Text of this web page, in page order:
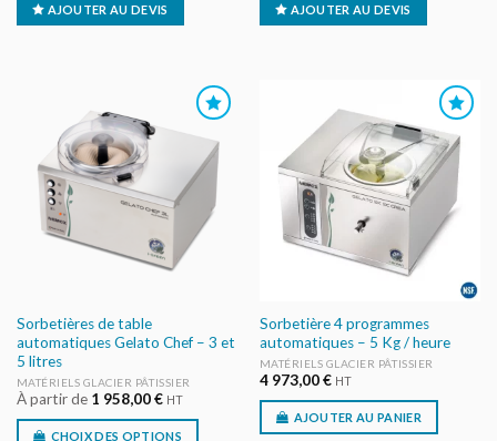
AJOUTER AU DEVIS AJOUTER AU DEVIS
AJOUTER
AU DEVIS
Sorbetières de table
automatiques Gelato Chef – 3 et
5 litres
MATÉRIELS GLACIER PÂTISSIER
À partir de 1 958,00€ HT
CHOIX DES OPTIONS
AJOUTER
AU DEVIS
Sorbetière 4 programmes
automatiques – 5 Kg / heure
MATÉRIELS GLACIER PÂTISSIER
4 973,00€ HT
AJOUTER AU PANIER